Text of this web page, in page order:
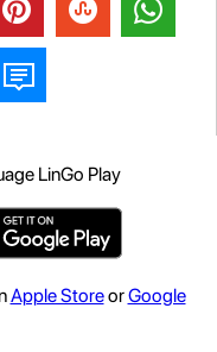
LinGo Play
Apple StoreorGoogle